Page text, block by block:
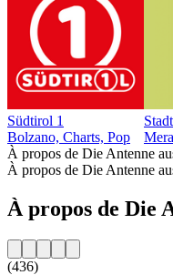
Südtirol 1
Bolzano, Charts, Pop
À propos de Die Antenne
À propos de Die Antenne
À propos de Die
(436)